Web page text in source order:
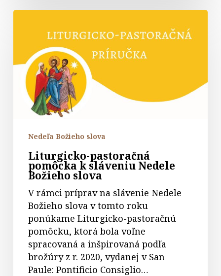
Liturgicko-
pomôcka
sláveniu
Nedele
Božieho
slova
Nedeľa Božieho slova
Liturgicko-pastoračná
pomôcka k sláveniu Nedele
Božieho slova
V rámci príprav na slávenie Nedele
Božieho slova v tomto roku
ponúkame Liturgicko-pastoračnú
pomôcku, ktorá bola voľne
spracovaná a inšpirovaná podľa
brožúry z r. 2020, vydanej v San
Paule: Pontificio Consiglio…